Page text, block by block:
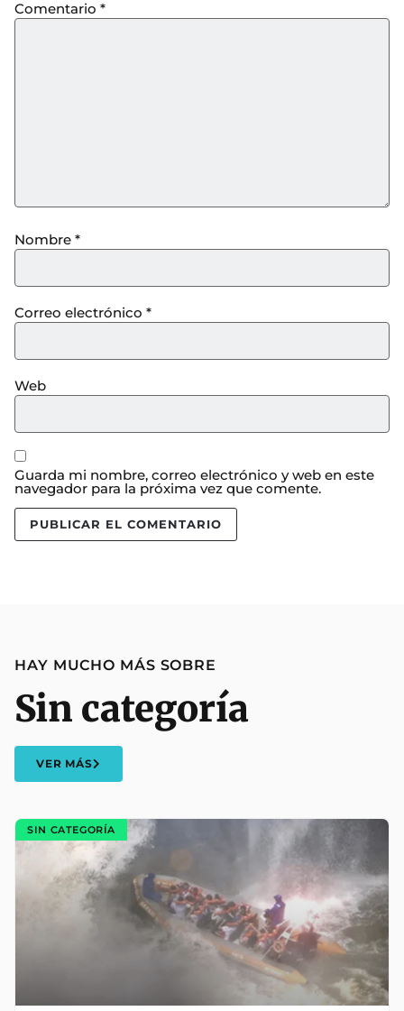
Comentario *
Nombre *
Correo electrónico *
Web
Guarda mi nombre, correo electrónico y web en este
navegador para la próxima vez que comente.
HAY MUCHO MÁS SOBRE
Sin categoría
VER MÁS
SIN CATEGORÍA